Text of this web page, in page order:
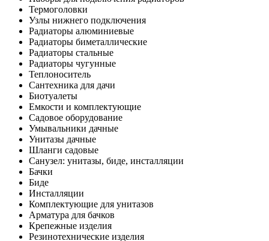
Термоголовки
Узлы нижнего подключения
Радиаторы алюминиевые
Радиаторы биметаллические
Радиаторы стальные
Радиаторы чугунные
Теплоноситель
Сантехника для дачи
Биотуалеты
Емкости и комплектующие
Садовое оборудование
Умывальники дачные
Унитазы дачные
Шланги садовые
Санузел: унитазы, биде, инсталляции
Бачки
Биде
Инсталляции
Комплектующие для унитазов
Арматура для бачков
Крепежные изделия
Резинотехнические изделия